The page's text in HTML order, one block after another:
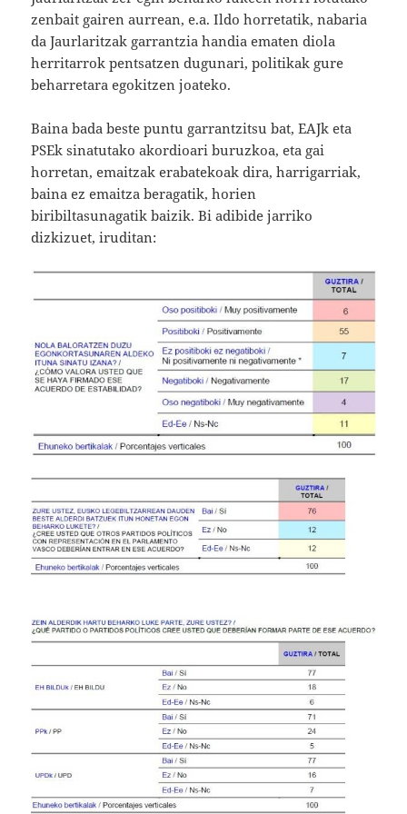
zenbait gairen aurrean, e.a. Ildo horretatik, nabaria
da Jaurlaritzak garrantzia handia ematen diola
herritarrok pentsatzen dugunari, politikak gure
beharretara egokitzen joateko.
Baina bada beste puntu garrantzitsu bat, EAJk eta
PSEk sinatutako akordioari buruzkoa, eta gai
horretan, emaitzak erabatekoak dira, harrigarriak,
baina ez emaitza beragatik, horien
biribiltasunagatik baizik. Bi adibide jarriko
dizkizuet, iruditan: